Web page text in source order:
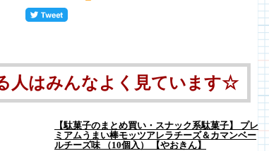
人はみんなよく見ています☆
【駄菓子のまとめ買い・スナック系駄菓子】 プレ
ミアムうまい棒モッツアレラチーズ＆カマンベー
ルチーズ味 （10個入） 【やおきん】